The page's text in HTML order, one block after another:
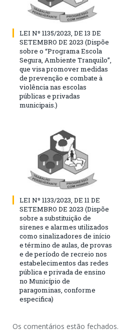
LEI Nº 1135/2023, DE 13 DE
SETEMBRO DE 2023 (Dispõe
sobre o “Programa Escola
Segura, Ambiente Tranquilo”,
que visa promover medidas
de prevenção e combate à
violência nas escolas
públicas e privadas
municipais.)
LEI Nº 1133/2023, DE 11 DE
SETEMBRO DE 2023 (Dispõe
sobre a substituição de
sirenes e alarmes utilizados
como sinalizadores de início
e término de aulas, de provas
e de período de recreio nos
estabelecimentos das redes
pública e privada de ensino
no Município de
paragominas, conforme
especifica)
Os comentários estão fechados.